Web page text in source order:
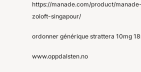
https://manade.com/product/
zoloft-singapour/
ordonner générique strattera 10mg
www.oppdalsten.no